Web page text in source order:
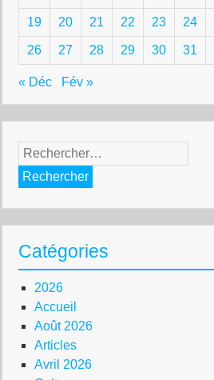
19 20 21 22 23 24
26 27 28 29 30 31
« Déc Fév »
Rechercher :
Catégories
2026
Accueil
Août 2026
Articles
Avril 2026